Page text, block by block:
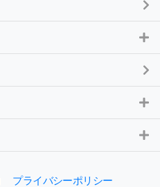
プライバシーポリシー